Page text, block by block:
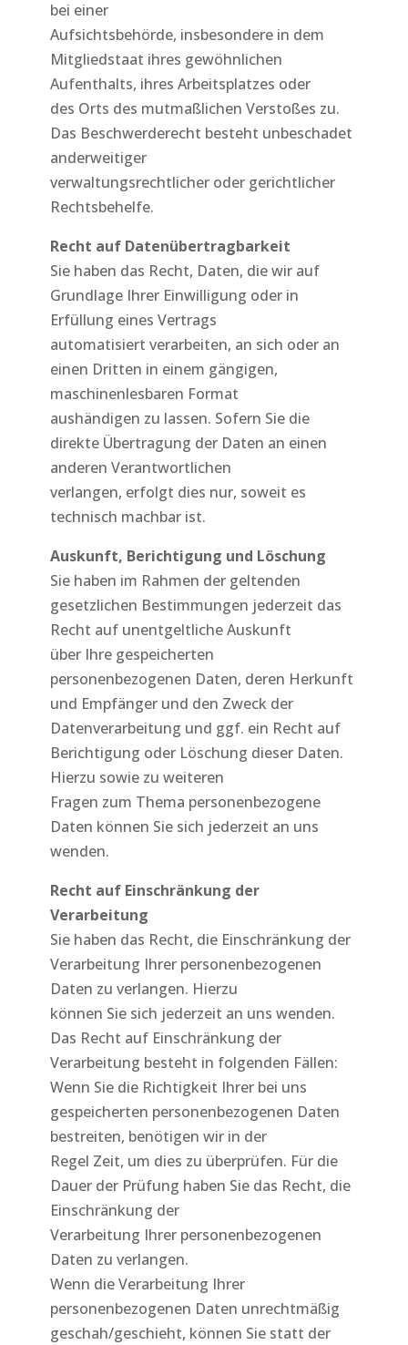
bei einer
Aufsichtsbehörde, insbesondere in dem
Mitgliedstaat ihres gewöhnlichen
Aufenthalts, ihres Arbeitsplatzes oder
des Orts des mutmaßlichen Verstoßes zu.
Das Beschwerderecht besteht unbeschadet
anderweitiger
verwaltungsrechtlicher oder gerichtlicher
Rechtsbehelfe.
Recht auf Datenübertragbarkeit
Sie haben das Recht, Daten, die wir auf
Grundlage Ihrer Einwilligung oder in
Erfüllung eines Vertrags
automatisiert verarbeiten, an sich oder an
einen Dritten in einem gängigen,
maschinenlesbaren Format
aushändigen zu lassen. Sofern Sie die
direkte Übertragung der Daten an einen
anderen Verantwortlichen
verlangen, erfolgt dies nur, soweit es
technisch machbar ist.
Auskunft, Berichtigung und Löschung
Sie haben im Rahmen der geltenden
gesetzlichen Bestimmungen jederzeit das
Recht auf unentgeltliche Auskunft
über Ihre gespeicherten
personenbezogenen Daten, deren Herkunft
und Empfänger und den Zweck der
Datenverarbeitung und ggf. ein Recht auf
Berichtigung oder Löschung dieser Daten.
Hierzu sowie zu weiteren
Fragen zum Thema personenbezogene
Daten können Sie sich jederzeit an uns
wenden.
Recht auf Einschränkung der
Verarbeitung
Sie haben das Recht, die Einschränkung der
Verarbeitung Ihrer personenbezogenen
Daten zu verlangen. Hierzu
können Sie sich jederzeit an uns wenden.
Das Recht auf Einschränkung der
Verarbeitung besteht in folgenden Fällen:
Wenn Sie die Richtigkeit Ihrer bei uns
gespeicherten personenbezogenen Daten
bestreiten, benötigen wir in der
Regel Zeit, um dies zu überprüfen. Für die
Dauer der Prüfung haben Sie das Recht, die
Einschränkung der
Verarbeitung Ihrer personenbezogenen
Daten zu verlangen.
Wenn die Verarbeitung Ihrer
personenbezogenen Daten unrechtmäßig
geschah/geschieht, können Sie statt der